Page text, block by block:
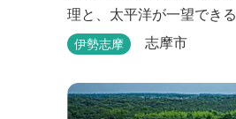
理と、太平洋が一望でき
せます。
伊勢志摩 志摩市